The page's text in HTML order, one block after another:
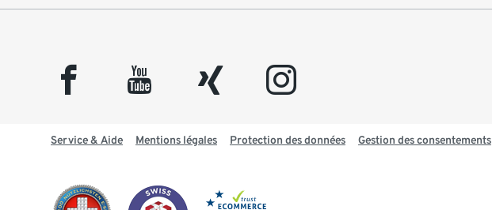
facebook youtube xing instagram
Service & Aide Mentions légales Protection des données Gestion des consentements